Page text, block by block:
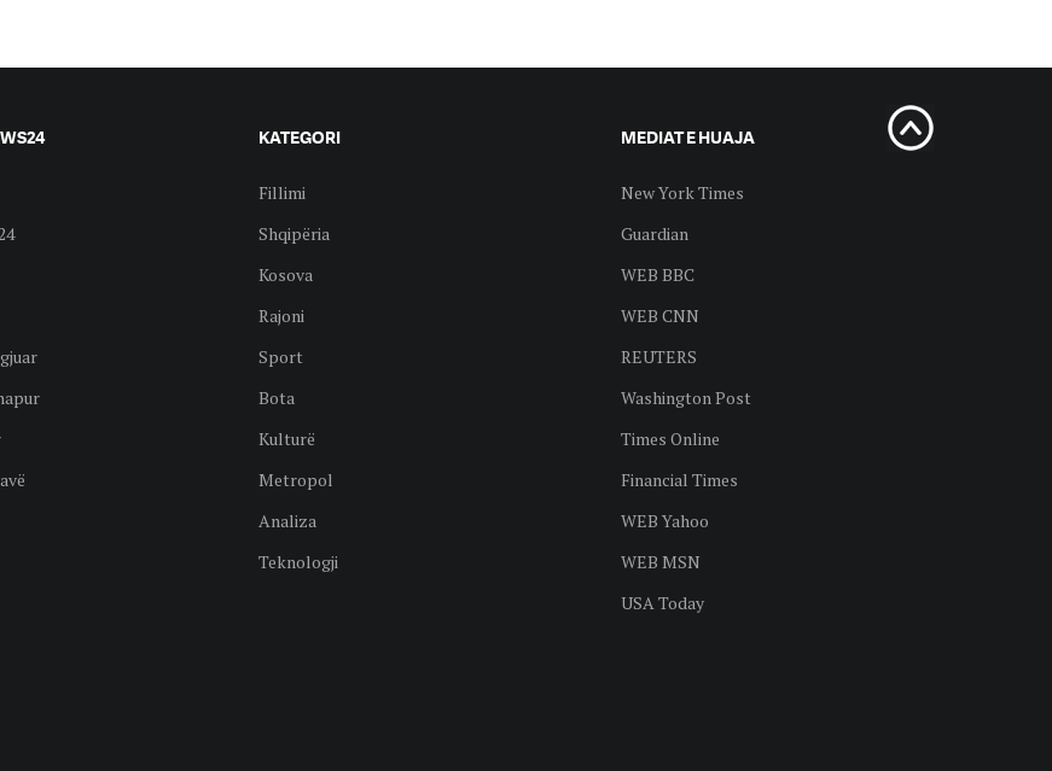
KATEGORI
Fillimi
Shqipëria
Kosova
Rajoni
Sport
Bota
Kulturë
Metropol
Analiza
Teknologji
MEDIAT E HUAJA
New York Times
Guardian
WEB BBC
WEB CNN
REUTERS
Washington Post
Times Online
Financial Times
WEB Yahoo
WEB MSN
USA Today